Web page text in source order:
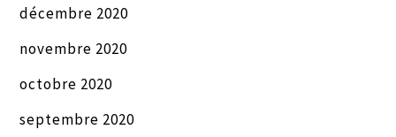
décembre 2020
novembre 2020
octobre 2020
septembre 2020